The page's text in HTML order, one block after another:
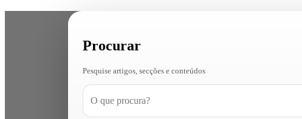
Procurar
Pesquise artigos, secções e conteúdos